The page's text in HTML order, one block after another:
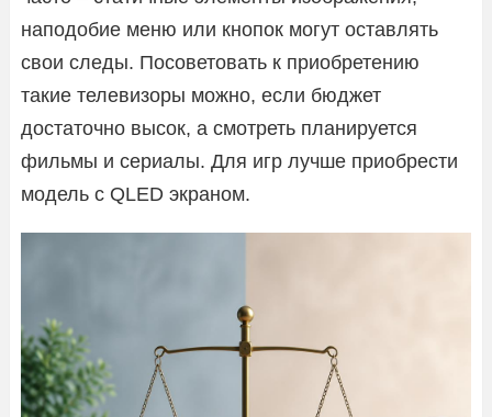
наподобие меню или кнопок могут оставлять
свои следы. Посоветовать к приобретению
такие телевизоры можно, если бюджет
достаточно высок, а смотреть планируется
фильмы и сериалы. Для игр лучше приобрести
модель с QLED экраном.